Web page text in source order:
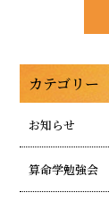
カテゴリー
お知らせ
算命学勉強会